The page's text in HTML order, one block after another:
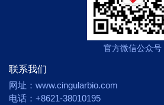
官方微信公众号
联系我们
网址：www.cingularbio.com
电话：+8621-38010195